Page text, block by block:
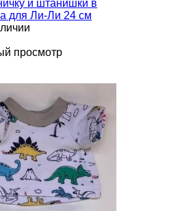
и штанишки в
для Ли-Ли 24 см
просмотр